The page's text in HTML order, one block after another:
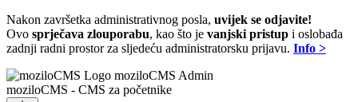
Nakon završetka administrativnog posla, uvijek se odjavite!
Ovo sprječava zlouporabu, kao što je vanjski pristup i oslobađa
zadnji radni prostor za sljedeću administratorsku prijavu. Info >
moziloCMS Admin
moziloCMS - CMS za početnike